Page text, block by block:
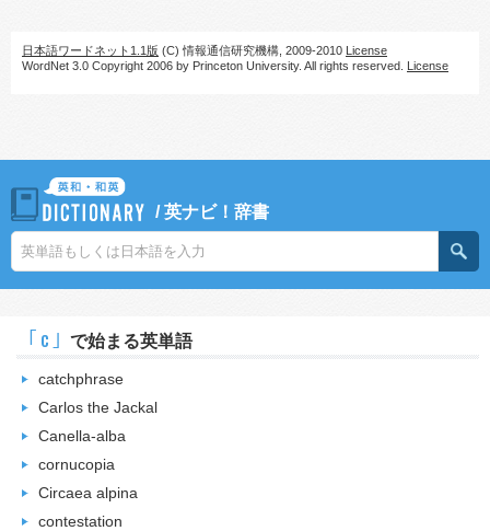
日本語ワードネット1.1版 (C) 情報通信研究機構, 2009-2010 License
WordNet 3.0 Copyright 2006 by Princeton University. All rights reserved. License
/英ナビ！辞書
｢c｣ で始まる英単語
catchphrase
Carlos the Jackal
Canella-alba
cornucopia
Circaea alpina
contestation